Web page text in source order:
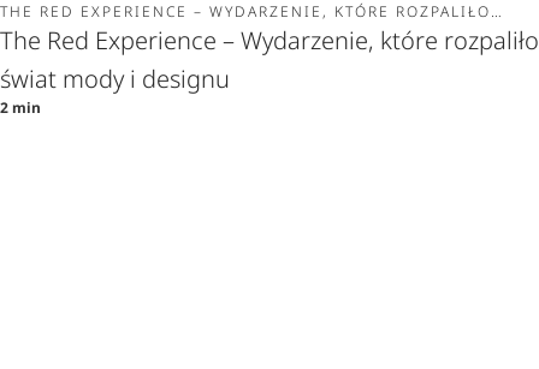
THE RED EXPERIENCE – WYDARZENIE, KTÓRE ROZPALIŁO
ŚWIAT MODY I DESIGNU
The Red Experience – Wydarzenie, które rozpaliło
świat mody i designu
2 min